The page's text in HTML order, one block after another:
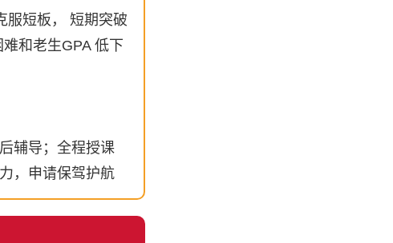
服短板， 短期突破
和老生GPA 低下
辅导；全程授课
，申请保驾护航